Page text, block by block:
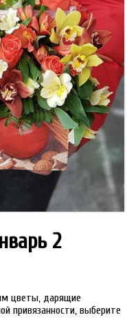
2
цветы, дарящие
привязанности, выберите